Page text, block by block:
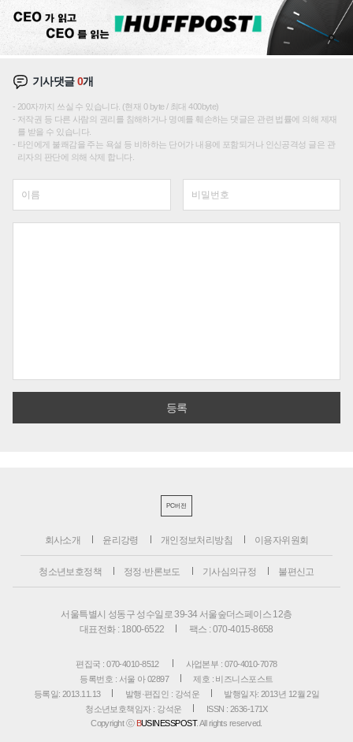
기사댓글0개
200자까지 쓰실 수 있습니다. (현재 0 byte / 최대 400byte)
저작권 등 다른 사람의 권리를 침해하거나 명예를 훼손하는 댓글은 관련 법률에 의해 제재
를 받을 수 있습니다.
타인에게 불쾌감을 주는 욕설 등 비하하는 단어가 내용에 포함되거나 인신공격성 글은 관
리자의 판단에 의해 삭제 합니다.
PC버전
회사소개 윤리강령 개인정보처리방침 이용자위원회
청소년보호정책 정정·반론보도 기사심의규정 불편신고
서울특별시 성동구 성수일로 39-34 서울숲더스페이스 12층
대표전화 : 1800-6522
팩스 : 070-4015-8658
편집국 : 070-4010-8512
사업본부 : 070-4010-7078
등록번호 : 서울 아 02897
제호 : 비즈니스포스트
등록일: 2013.11.13
발행·편집인 : 강석운
발행일자: 2013년 12월 2일
청소년보호책임자 : 강석운
ISSN : 2636-171X
Copyright ⓒ BUSINESSPOST. All rights reserved.